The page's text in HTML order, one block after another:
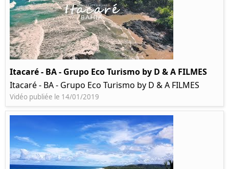
Itacaré - BA - Grupo Eco Turismo by D & A FILMES
Itacaré - BA - Grupo Eco Turismo by D & A FILMES
Vidéo publiée le 14/01/2019